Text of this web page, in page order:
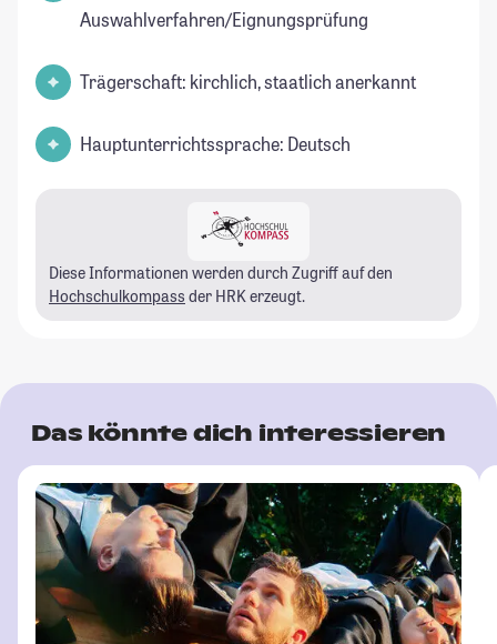
Auswahlverfahren/Eignungsprüfung
Trägerschaft: kirchlich, staatlich anerkannt
Hauptunterrichtssprache: Deutsch
Diese Informationen werden durch Zugriff auf den
Hochschulkompass der HRK erzeugt.
Das könnte dich interessieren